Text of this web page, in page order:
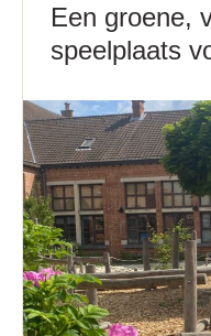
Een groene,
speelplaats